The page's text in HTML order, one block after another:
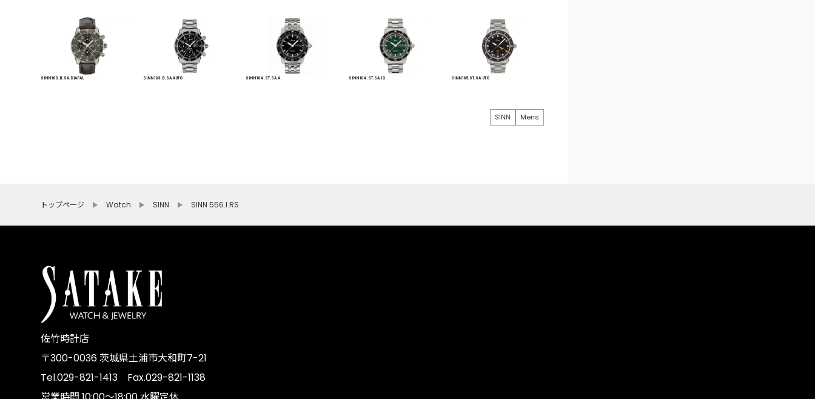
SINN 103.B.SA.DIAPAL SINN 103.B.SA.AUTO SINN 104.ST.SA.A SINN 104.ST.SA.IG SINN 105.ST.SA.UTC
SINN Mens
トップページ Watch SINN SINN 556.I.RS
佐竹時計店
〒300-0036 茨城県土浦市大和町7-21
Tel.029-821-1413 Fax.029-821-1138